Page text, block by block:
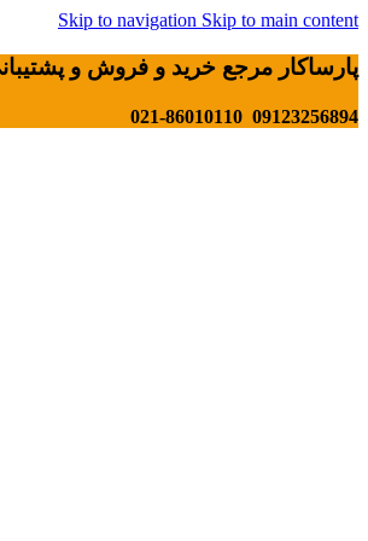
Skip to navigation Skip to main content
پارساکار مرجع خرید و فروش و
09123256894 021-86010110